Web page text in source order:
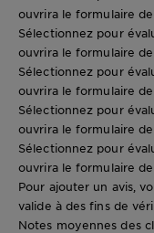
ouvrira le formulaire de
Sélectionnez pour
ouvrira le formulaire de
Sélectionnez pour
ouvrira le formulaire de
Sélectionnez pour
ouvrira le formulaire de
Sélectionnez pour
ouvrira le formulaire de
Pour ajouter un avis,
valide à des fins de
Notes moyennes des